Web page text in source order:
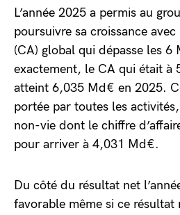
L’année 2025 a permis au
poursuivre sa croissance
(CA) global qui dépasse les 6
exactement, le CA qui était à
atteint 6,035 Md€ en 2025.
portée par toutes les
non-vie dont le chiffre
pour arriver à 4,031 Md€.
Du côté du résultat net
favorable même si ce